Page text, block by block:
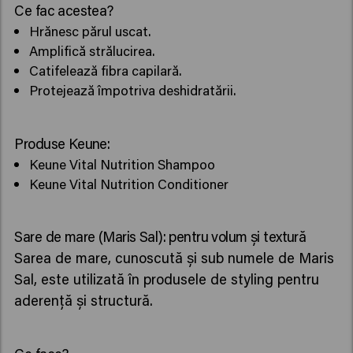
Ce fac acestea?
Hrănesc părul uscat.
Amplifică strălucirea.
Catifelează fibra capilară.
Protejează împotriva deshidratării.
Produse Keune:
Keune Vital Nutrition Shampoo
Keune Vital Nutrition Conditioner
Sare de mare (Maris Sal): pentru volum și textură
Sarea de mare, cunoscută și sub numele de Maris
Sal, este utilizată în produsele de styling pentru
aderență și structură.